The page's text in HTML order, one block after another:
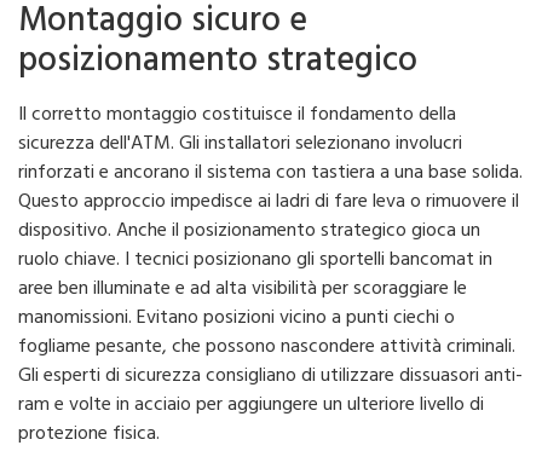
Montaggio sicuro e
posizionamento strategico
Il corretto montaggio costituisce il fondamento della
sicurezza dell'ATM. Gli installatori selezionano involucri
rinforzati e ancorano il sistema con tastiera a una base solida.
Questo approccio impedisce ai ladri di fare leva o rimuovere il
dispositivo. Anche il posizionamento strategico gioca un
ruolo chiave. I tecnici posizionano gli sportelli bancomat in
aree ben illuminate e ad alta visibilità per scoraggiare le
manomissioni. Evitano posizioni vicino a punti ciechi o
fogliame pesante, che possono nascondere attività criminali.
Gli esperti di sicurezza consigliano di utilizzare dissuasori anti-
ram e volte in acciaio per aggiungere un ulteriore livello di
protezione fisica.